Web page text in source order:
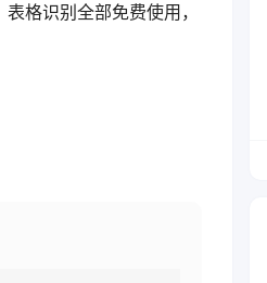
格识别全部免费使用，